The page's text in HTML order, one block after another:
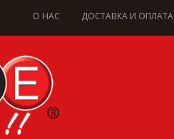
О НАС ДОСТАВКА И ОПЛАТА